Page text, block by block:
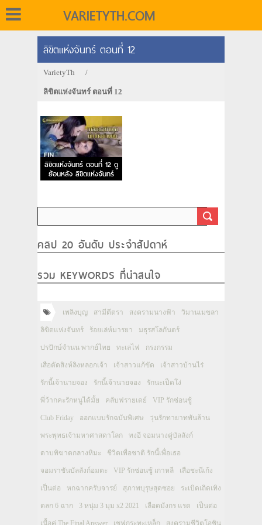
VARIETYTH.COM
ลิขิตแห่งจันทร์ ตอนที่ 12
VarietyTh /
ลิขิตแห่งจันทร์ ตอนที่ 12
ลิขิตแห่งจันทร์ ตอนที่ 12 ดู
ย้อนหลัง ลิขิตแห่งจันทร์
EP.12
คลิป 20 อันดับ ประจำสัปดาห์
รวม KEYWORDS ที่น่าสนใจ
เพลิงบุญ สามีตีตรา สงครามนางฟ้า วิมานเมขลา
ลิขิตแห่งจันทร์ ร้อยเล่ห์มารยา มธุรสโลกันตร์
ปรปักษ์จำนน พากย์ไทย ทะเลไฟ กรงกรรม
เสือตัดสิงห์ลิงหลอกเจ้า เจ้าสาวแก้ขัด เจ้าสาวบ้านไร่
รักนี้เจ้านายจอง รักนี้เจ้านายจอง รักนะเป็ดโง่
พี่ว้ากคะรักหนูได้มั้ย คลับฟรายเดย์ VIP รักซ่อนชู้
Club Friday ออกแบบรักฉบับพิเศษ วุ่นรักทายาทพันล้าน
พระพุทธเจ้ามหาศาสดาโลก ทงอี จอมนางคู่บัลลังก์
ดาบพิฆาตกลางหิมะ ชีวิตเพื่อชาติ รักนี้เพื่อเธอ
จอมราชันบัลลังก์อมตะ VIP รักซ่อนชู้ เกาหลี เสือชะนีเก้ง
เป็นต่อ หกฉากครับจารย์ สุภาพบุรุษสุดซอย ระเบิดเถิดเทิง
ตลก 6 ฉาก 3 หนุ่ม 3 มุม x2 2021 เลือดมังกร แรด เป็นต่อ
เนื้อคู่ The Final Answer เชฟกระทะเหล็ก สงครามชีวิตโอชิน